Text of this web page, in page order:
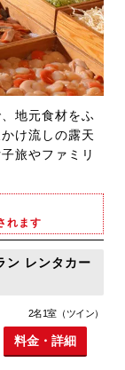
地元食材をふ
け流しの露天
旅やファミリ
れます
ン レンタカー
2名1室（ツイン）
料金・詳細